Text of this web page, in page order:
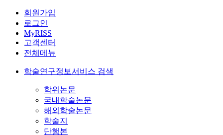
회원가입
로그인
MyRISS
고객센터
전체메뉴
학술연구정보서비스 검색
학위논문
국내학술논문
해외학술논문
학술지
단행본